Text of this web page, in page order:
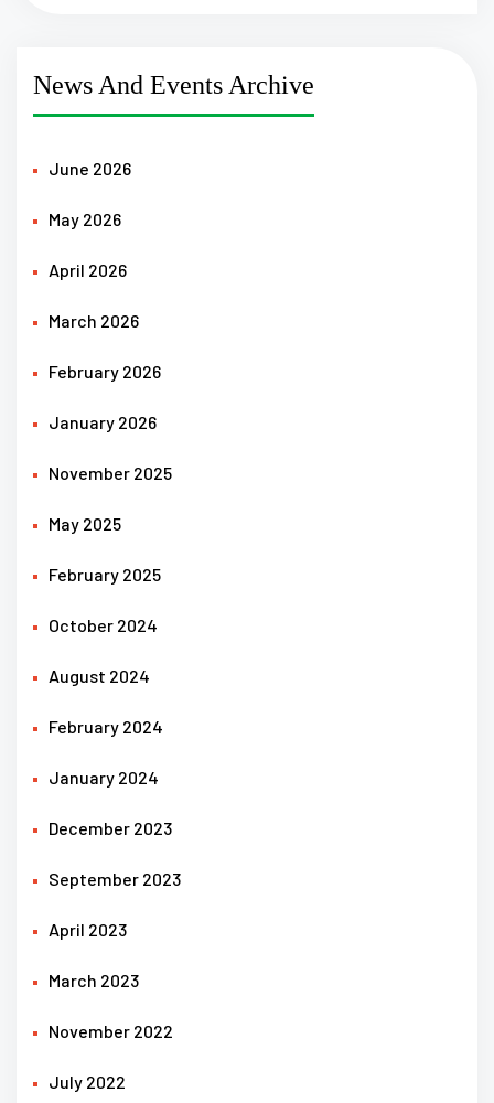
News And Events Archive
June 2026
May 2026
April 2026
March 2026
February 2026
January 2026
November 2025
May 2025
February 2025
October 2024
August 2024
February 2024
January 2024
December 2023
September 2023
April 2023
March 2023
November 2022
July 2022